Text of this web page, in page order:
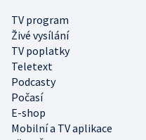
TV program
Živé vysílání
TV poplatky
Teletext
Podcasty
Počasí
E-shop
Mobilní a TV aplikace